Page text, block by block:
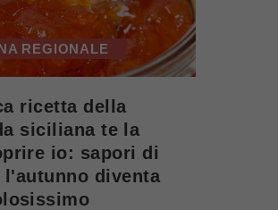
REGIONALE
ricetta della
siciliana te la
io: sapori di
l'autunno diventa